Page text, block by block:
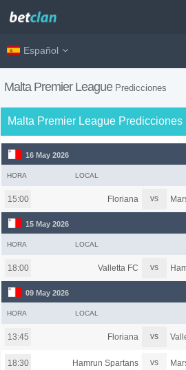
Español
Malta Premier League Predicciones
Malta Premier League Predicciones
16 May 2026
HORA LOCAL
15:00 Floriana vs
15 May 2026
HORA LOCAL
18:00 Valletta FC vs
09 May 2026
HORA LOCAL
13:45 Floriana vs
18:30 Hamrun Spartans vs